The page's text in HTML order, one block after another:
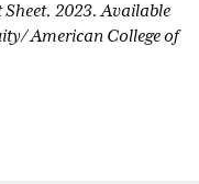
2023. Available
American College of
After Menopause.
womens-
and-bleeding-